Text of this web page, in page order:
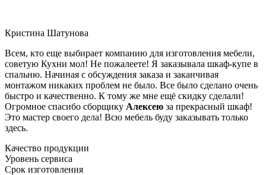
Кристина Шатунова
Всем, кто еще выбирает компанию для изготовления мебели,
советую Кухни мол! Не пожалеете! Я заказывала шкаф-купе в
спальню. Начиная с обсуждения заказа и заканчивая
монтажом никаких проблем не было. Все было сделано очень
быстро и качественно. К тому же мне ещё скидку сделали!
Огромное спасибо сборщику Алексею за прекрасный шкаф!
Это мастер своего дела! Всю мебель буду заказывать только
здесь.
Качество продукции
Уровень сервиса
Срок изготовления